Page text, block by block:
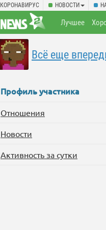
КОРОНАВИРУС НОВОСТИ
Лучшее
Всё еще
Профиль участника
Отношения
Новости
Активность за сутки